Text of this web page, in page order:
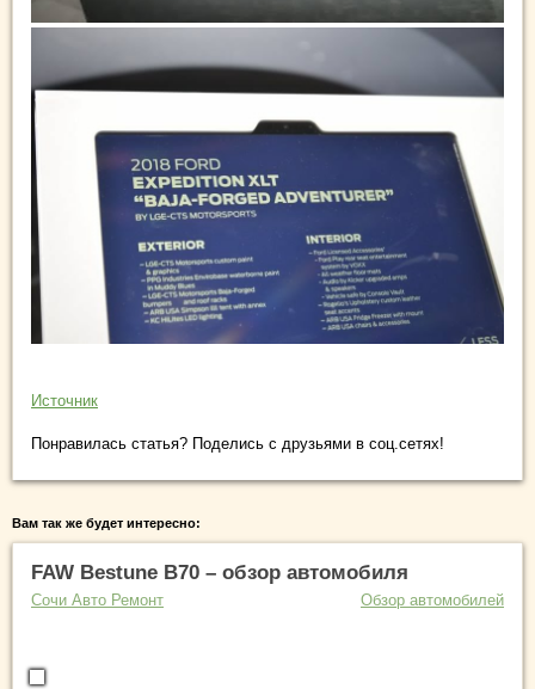
Источник
Понравилась статья? Поделись с друзьями в соц.сетях!
Вам так же будет интересно:
FAW Bestune B70 – обзор автомобиля
Сочи Авто Ремонт Обзор автомобилей